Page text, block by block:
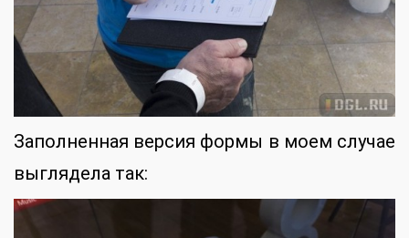
Заполненная версия формы в моем случае
выглядела так: